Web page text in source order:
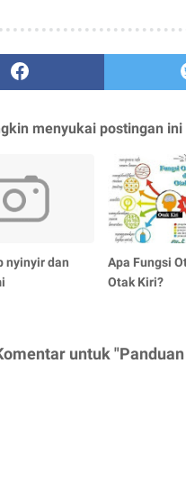
menyukai postingan ini
nyinyir dan
Apa Fungsi
Otak Kiri?
untuk